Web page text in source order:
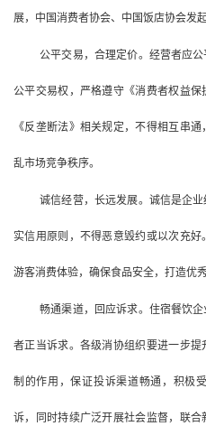
展，中国消费者协会、中国饭店协会发起
公平交易，合理定价。经营者应
公平交易权，严格遵守《消费者权益
《反垄断法》相关规定，不得相互串
乱市场竞争秩序。
诚信经营，长远发展。诚信是企
实信用原则，不得恶意毁约或以次充
游客消费体验，确保食品安全，打造优秀
畅通渠道，回应诉求。住宿餐饮
者正当诉求。各级消协组织要进一步
制的作用，保证投诉渠道畅通，积极
诉，同时持续广泛开展社会监督，联